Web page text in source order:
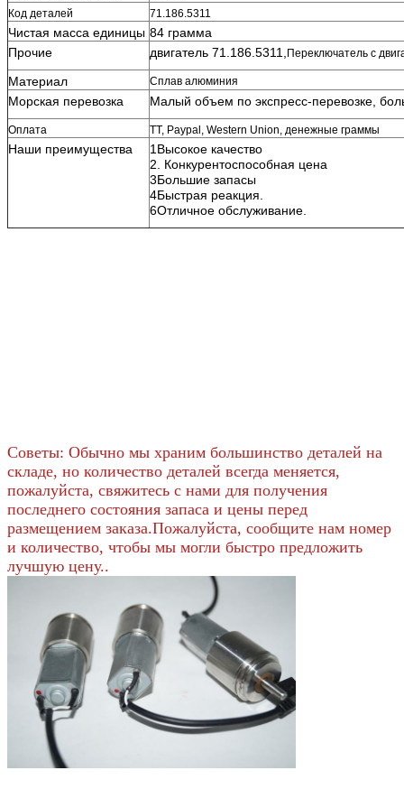
Код деталей
71.186.5311
Чистая масса единицы 84 грамма
Прочие
двигатель 71.186.5311, Переключатель с
Материал Сплав алюминия
Морская перевозка Малый объем по экспресс-перевозке,
Оплата TT, Paypal, Western Union, денежные граммы
Наши преимущества
1Высокое качество
2. Конкурентоспособная цена
3Большие запасы
4Быстрая реакция.
6Отличное обслуживание.
Советы: Обычно мы храним большинство деталей на
складе, но количество деталей всегда меняется,
пожалуйста, свяжитесь с нами для получения
последнего состояния запаса и цены перед
размещением заказа.Пожалуйста, сообщите нам номер
и количество, чтобы мы могли быстро предложить
лучшую цену..